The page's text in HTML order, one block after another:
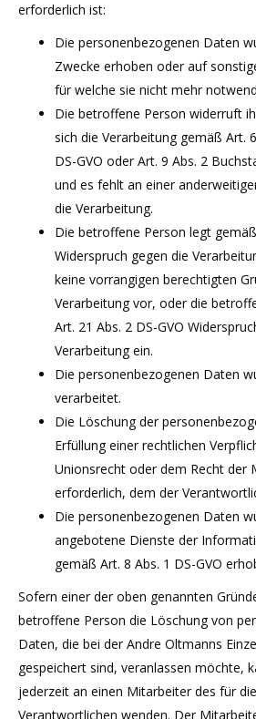
erforderlich ist:
Die personenbezogenen Daten
Zwecke erhoben oder auf
für welche sie nicht mehr
Die betroffene Person widerruft
sich die Verarbeitung gemäß Art.
DS-GVO oder Art. 9 Abs. 2
und es fehlt an einer
die Verarbeitung.
Die betroffene Person legt
Widerspruch gegen die
keine vorrangigen berechtigten
Verarbeitung vor, oder die
Art. 21 Abs. 2 DS-GVO
Verarbeitung ein.
Die personenbezogenen Daten
verarbeitet.
Die Löschung der
Erfüllung einer rechtlichen
Unionsrecht oder dem Recht der
erforderlich, dem der
Die personenbezogenen Daten
angebotene Dienste der
gemäß Art. 8 Abs. 1 DS-GVO
Sofern einer der oben genannten
betroffene Person die Löschung von
Daten, die bei der Andre Oltmanns
gespeichert sind, veranlassen möchte,
jederzeit an einen Mitarbeiter des für
Verantwortlichen wenden. Der